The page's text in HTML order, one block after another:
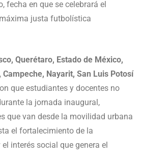
fecha en que se celebrará el
justa futbolística
Querétaro, Estado de México,
Nayarit, San Luis Potosí
que estudiantes y docentes no
la jornada inaugural,
que van desde la movilidad urbana
el fortalecimiento de la
interés social que genera el